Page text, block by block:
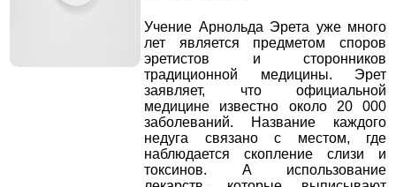
Учение Арнольда Эрета уже много
лет является предметом споров
эретистов и сторонников
традиционной медицины. Эрет
заявляет, что официальной
медицине известно около 20 000
заболеваний. Название каждого
недуга связано с местом, где
наблюдается скопление слизи и
токсинов. А использование